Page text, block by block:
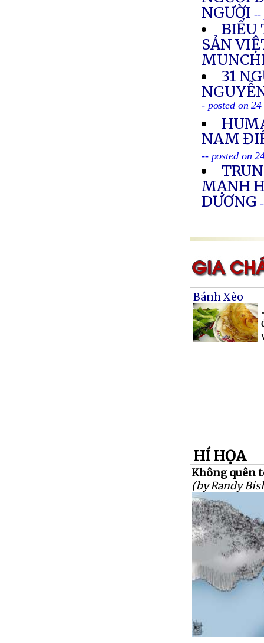
NGƯỜI --
BIỂU
SẢN
31
- posted on
NAM
-- posted on
MẠNH
DƯƠNG
Bánh Xèo
HÍ HỌA
Không quên
(by Randy